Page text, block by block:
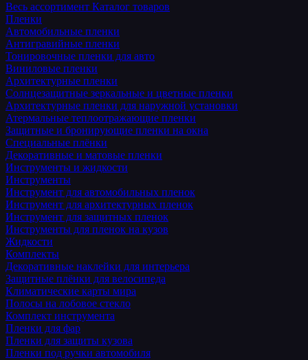
Весь ассортимент Каталог товаров
Пленки
Автомобильные пленки
Антигравийные пленки
Тонировочные пленки для авто
Виниловые пленки
Архитектурные пленки
Солнцезащитные зеркальные и цветные пленки
Архитектурные пленки для наружной установки
Атермальные теплоотражающие пленки
Защитные и бронирующие пленки на окна
Специальные плёнки
Декоративные и матовые пленки
Инструменты и жидкости
Инструменты
Инструмент для автомобильных пленок
Инструмент для архитектурных пленок
Инструмент для защитных пленок
Инструменты для пленок на кузов
Жидкости
Комплекты
Декоративные наклейки для интерьера
Защитные плёнки для велосипеда
Климатические карты мира
Полосы на лобовое стекло
Комплект инструмента
Пленки для фар
Пленки для защиты кузова
Пленки под ручки автомобиля